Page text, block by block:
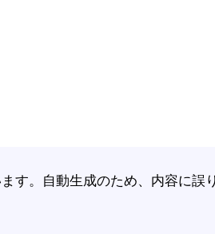
す。自動生成のため、内容に誤